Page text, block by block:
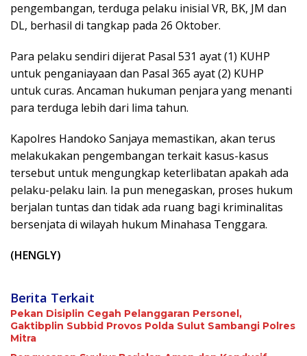
pengembangan, terduga pelaku inisial VR, BK, JM dan
DL, berhasil di tangkap pada 26 Oktober.
Para pelaku sendiri dijerat Pasal 531 ayat (1) KUHP
untuk penganiayaan dan Pasal 365 ayat (2) KUHP
untuk curas. Ancaman hukuman penjara yang menanti
para terduga lebih dari lima tahun.
Kapolres Handoko Sanjaya memastikan, akan terus
melakukakan pengembangan terkait kasus-kasus
tersebut untuk mengungkap keterlibatan apakah ada
pelaku-pelaku lain. Ia pun menegaskan, proses hukum
berjalan tuntas dan tidak ada ruang bagi kriminalitas
bersenjata di wilayah hukum Minahasa Tenggara.
(HENGLY)
Berita Terkait
Pekan Disiplin Cegah Pelanggaran Personel,
Gaktibplin Subbid Provos Polda Sulut Sambangi ‎Polres
Mitra